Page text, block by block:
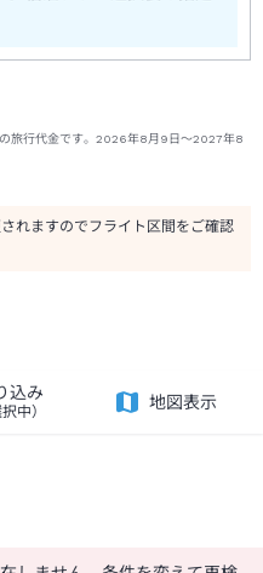
旅行代金です。2026年8月9日～2027年8
れますのでフライト区間をご確認
込み
択中）
地図表示